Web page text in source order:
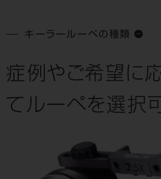
キーラールーペの種類
症例やご希望に
てルーペを選択